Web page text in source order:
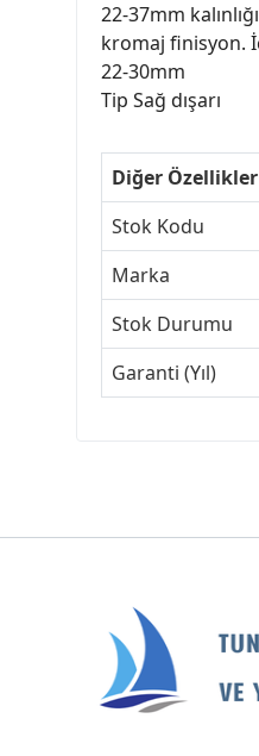
22-37mm
kromaj finisyon.
22-30mm
Tip Sağ dışarı
Diğer Özellikler
Stok Kodu
Marka
Stok Durumu
Garanti (Yıl)